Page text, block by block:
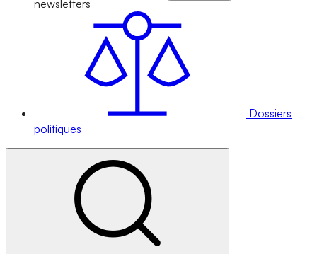
newsletters
Dossiers
politiques